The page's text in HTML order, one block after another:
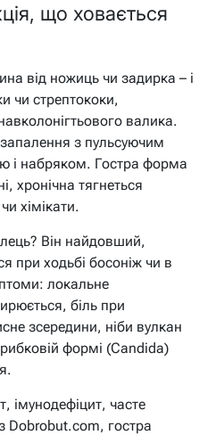
що ховається
від ножиць чи задирка – і
чи стрептококи,
валика.
запалення з пульсуючим
і набряком. Гостра форма
хронічна тягнеться
хімікати.
Він найдовший,
при ходьбі босоніж чи в
локальне
біль при
зсередини, ніби вулкан
формі (Candida)
імунодефіцит, часте
Dobrobut.com, гостра